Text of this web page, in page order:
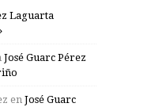
Laguarta
José Guarc Pérez
en José Guarc